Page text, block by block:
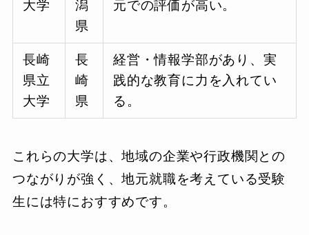
大学
潟
県
元での評価が高い。
長崎
県立
大学
長
崎
県
経営・情報学部があり、実
践的な教育に力を入れてい
る。
これらの大学は、地域の企業や行政機関との
つながりが強く、地元就職を考えている受験
生には特におすすめです。